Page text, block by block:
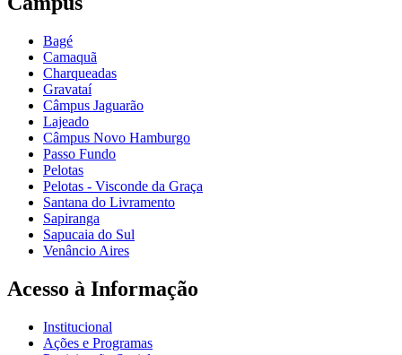
Bagé
Camaquã
Charqueadas
Gravataí
Câmpus Jaguarão
Lajeado
Câmpus Novo Hamburgo
Passo Fundo
Pelotas
Pelotas - Visconde da Graça
Santana do Livramento
Sapiranga
Sapucaia do Sul
Venâncio Aires
Acesso à Informação
Institucional
Ações e Programas